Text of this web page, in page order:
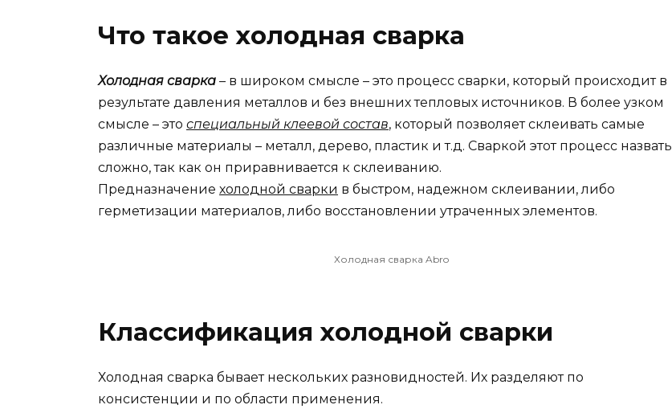
Что такое холодная сварка
Холодная сварка – в широком смысле – это процесс сварки, который происходит в
результате давления металлов и без внешних тепловых источников. В более узком
смысле – это специальный клеевой состав, который позволяет склеивать самые
различные материалы – металл, дерево, пластик и т.д. Сваркой этот процесс назвать
сложно, так как он приравнивается к склеиванию.
Предназначение холодной сварки в быстром, надежном склеивании, либо
герметизации материалов, либо восстановлении утраченных элементов.
Холодная сварка Abro
Классификация холодной сварки
Холодная сварка бывает нескольких разновидностей. Их разделяют по
консистенции и по области применения.